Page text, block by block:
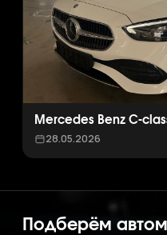
Mercedes Benz C-
28.05.2026
Подберём